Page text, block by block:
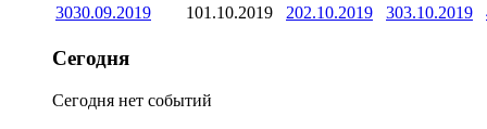
3030.09.2019 101.10.2019 202.10.2019 303.10.2019
Сегодня
Сегодня нет событий